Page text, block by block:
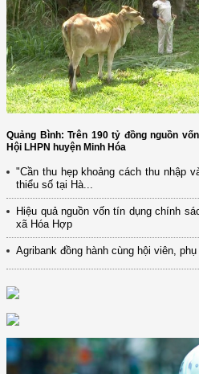
Quảng Bình: Trên 190 tỷ đồng nguồn
Hội LHPN huyện Minh Hóa
"Cần thu hẹp khoảng cách thu nhập
thiểu số tại Hà...
Hiệu quả nguồn vốn tín dụng chính
xã Hóa Hợp
Agribank đồng hành cùng hội viên,